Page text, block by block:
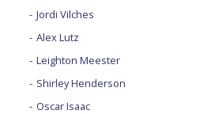
Jordi Vilches
Alex Lutz
Leighton Meester
Shirley Henderson
Oscar Isaac